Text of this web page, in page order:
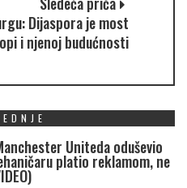
Dijaspora je most
i njenoj budućnosti
Uniteda oduševio
platio reklamom, ne